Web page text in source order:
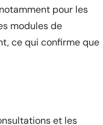
pour les
modules de
ce qui confirme que
et les